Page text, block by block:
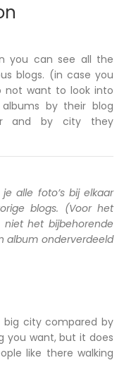
you can see all the
blogs. (in case you
not want to look into
by their blog
and by city they
alle foto’s bij elkaar
blogs. (Voor het
het bijbehorende
album onderverdeeld
big city compared by
you want, but it does
like there walking